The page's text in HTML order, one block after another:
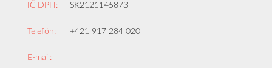
IČ DPH: SK2121145873
Telefón: +421 917 284 020
E-mail: